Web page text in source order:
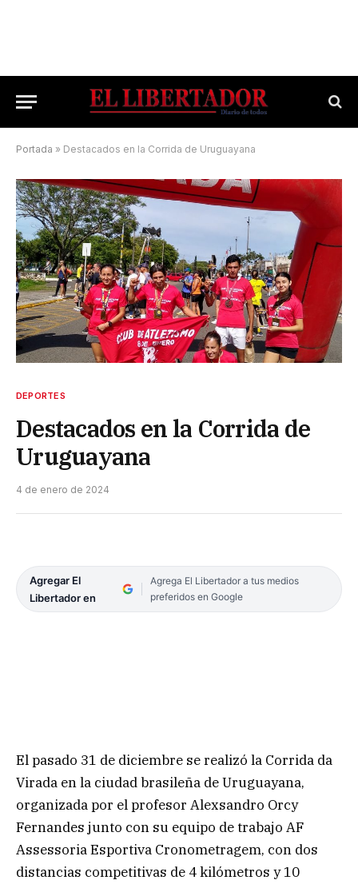
Portada » Destacados en la Corrida de Uruguayana
DEPORTES
Destacados en la Corrida de
Uruguayana
4 de enero de 2024
Agregar El
Libertador en
Agrega El Libertador a tus medios
preferidos en Google
El pasado 31 de diciembre se realizó la Corrida da
Virada en la ciudad brasileña de Uruguayana,
organizada por el profesor Alexsandro Orcy
Fernandes junto con su equipo de trabajo AF
Assessoria Esportiva Cronometragem, con dos
distancias competitivas de 4 kilómetros y 10